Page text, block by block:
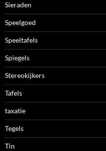
Sieraden
Speelgoed
Speeltafels
Spiegels
Stereokijkers
Tafels
taxatie
Tegels
Tin